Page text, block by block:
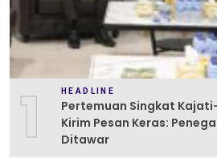
1 HEADLINE
Pertemuan Singkat
Kirim Pesan Keras:
Ditawar